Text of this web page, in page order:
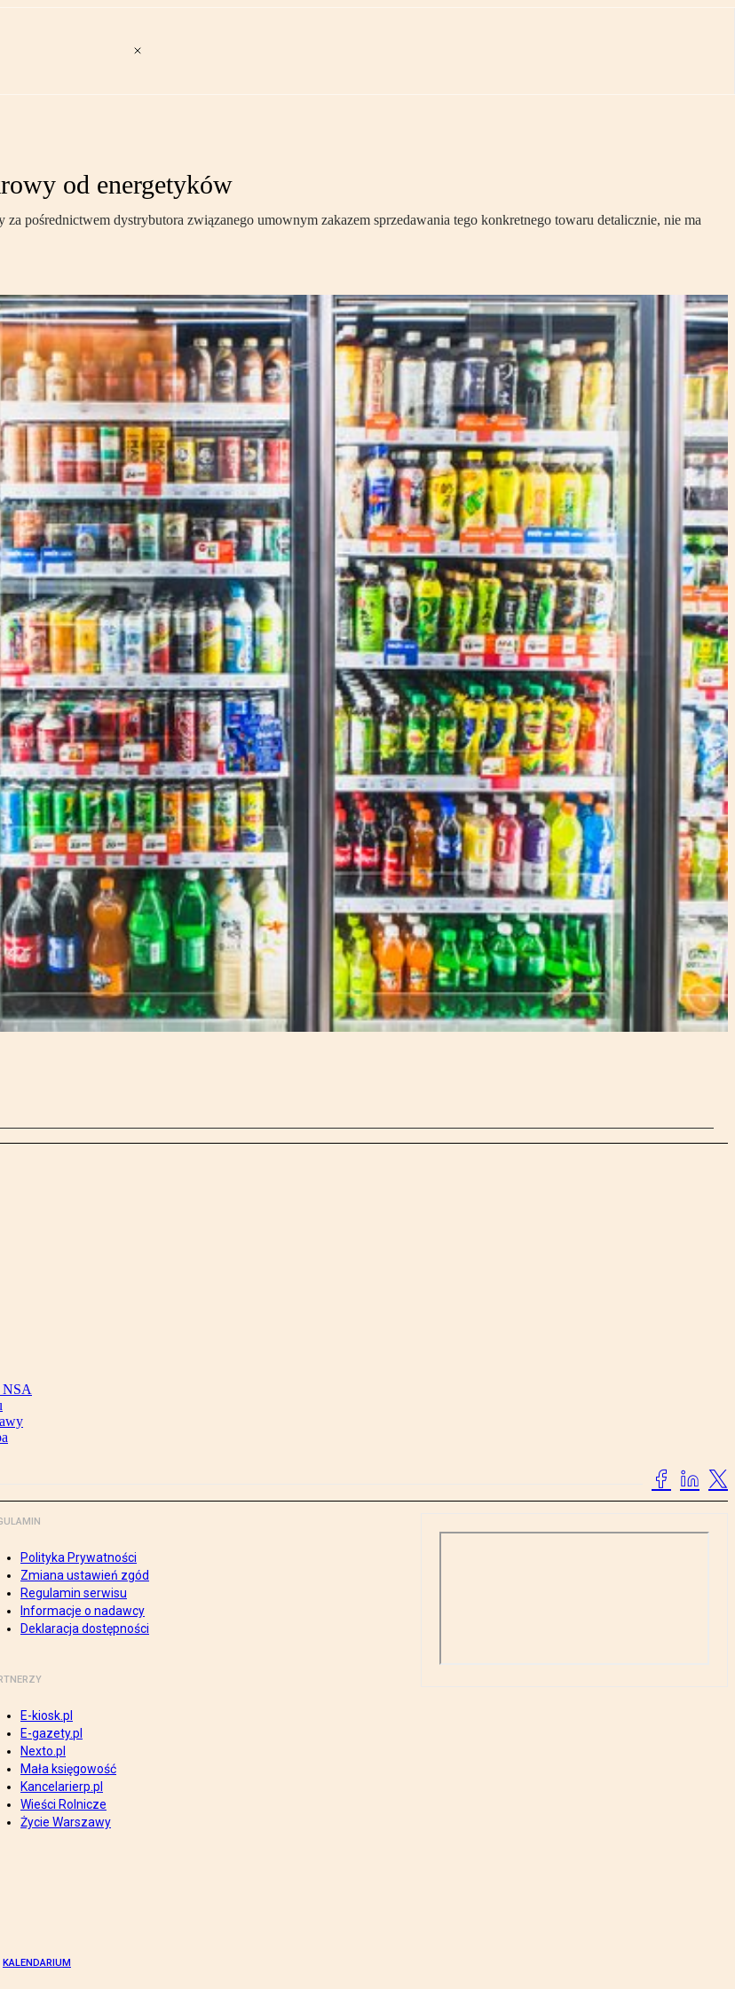
od energetyków
pośrednictwem dystrybutora związanego umownym zakazem sprzedawania tego konkretnego towaru detalicznie, nie ma
NSA
Polityka Prywatności
Zmiana ustawień zgód
Regulamin serwisu
Informacje o nadawcy
Deklaracja dostępności
E-kiosk.pl
E-gazety.pl
Nexto.pl
Mała księgowość
Kancelarierp.pl
Wieści Rolnicze
Życie Warszawy
KALENDARIUM